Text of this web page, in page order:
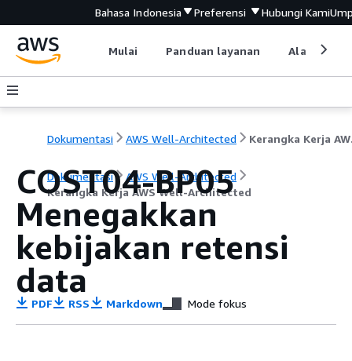
Bahasa Indonesia Preferensi Hubungi Kami
Mulai Panduan layanan Alat
Dokumentasi AWS Well-Architected
Dokumentasi
AWS Well-Architected
Kerangka Kerja AWS Well-Architected
COST04-BP05
Menegakkan
kebijakan retensi
data
PDF RSS Markdown Mode fokus